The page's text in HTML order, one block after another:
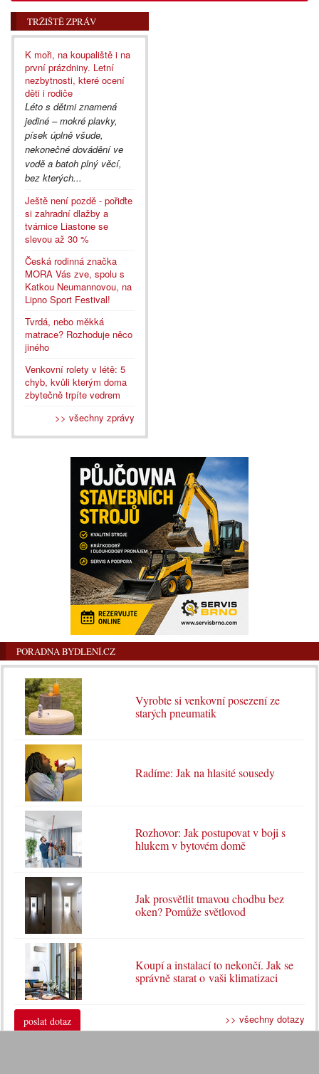
TRŽIŠTĚ ZPRÁV
K moři, na koupaliště i na
první prázdniny. Letní
nezbytnosti, které ocení
děti i rodiče
Léto s dětmi znamená
jediné – mokré plavky,
písek úplně všude,
nekonečné dovádění ve
vodě a batoh plný věcí,
bez kterých...
Ještě není pozdě - pořiďte
si zahradní dlažby a
tvárnice Liastone se
slevou až 30 %
Česká rodinná značka
MORA Vás zve, spolu s
Katkou Neumannovou, na
Lipno Sport Festival!
Tvrdá, nebo měkká
matrace? Rozhoduje něco
jiného
Venkovní rolety v létě: 5
chyb, kvůli kterým doma
zbytečně trpíte vedrem
>> všechny zprávy
PORADNA BYDLENÍ.CZ
Vyrobte si venkovní posezení ze
starých pneumatik
Radíme: Jak na hlasité sousedy
Rozhovor: Jak postupovat v boji s
hlukem v bytovém domě
Jak prosvětlit tmavou chodbu bez
oken? Pomůže světlovod
Koupí a instalací to nekončí. Jak se
správně starat o vaši klimatizaci
poslat dotaz >> všechny dotazy